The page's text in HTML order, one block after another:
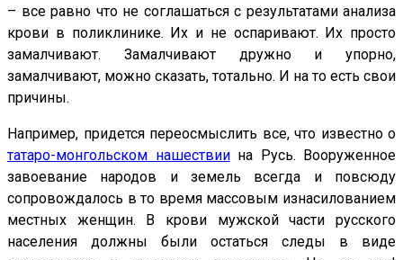
– все равно что не соглашаться с результатами анализа
крови в поликлинике. Их и не оспаривают. Их просто
замалчивают. Замалчивают дружно и упорно,
замалчивают, можно сказать, тотально. И на то есть свои
причины.
Например, придется переосмыслить все, что известно о
татаро-монгольском нашествиина Русь. Вооруженное
завоевание народов и земель всегда и повсюду
сопровождалось в то время массовым изнасилованием
местных женщин. В крови мужской части русского
населения должны были остаться следы в виде